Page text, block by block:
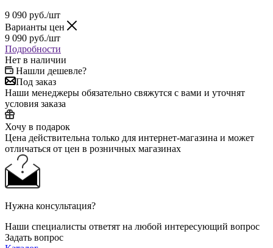
9 090 руб./шт
Варианты цен
9 090 руб./шт
Подробности
Нет в наличии
Нашли дешевле?
Под заказ
Наши менеджеры обязательно свяжутся с вами и уточнят
условия заказа
Хочу в подарок
Цена действительна только для интернет-магазина и может
отличаться от цен в розничных магазинах
Нужна консультация?
Наши специалисты ответят на любой интересующий вопрос
Задать вопрос